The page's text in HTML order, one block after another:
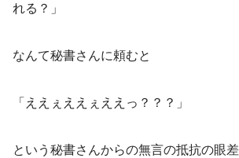
れる？」
なんて秘書さんに頼むと
「ええぇええぇええっ？？？」
という秘書さんからの無言の抵抗の眼